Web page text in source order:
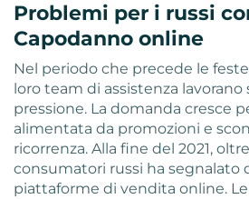
Problemi per i russi
Capodanno online
Nel periodo che precede le
loro team di assistenza
pressione. La domanda cresce
alimentata da promozioni e
ricorrenza. Alla fine del 2021,
consumatori russi ha segnalato
piattaforme di vendita online.